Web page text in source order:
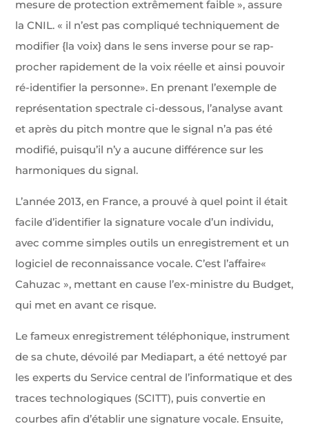
mesure de protection extrêmement faible », assure
la CNIL. « il n’est pas compliqué techniquement de
modifier {la voix} dans le sens inverse pour se rap­
procher rapidement de la voix réelle et ainsi pou­voir
ré-identifier la personne». En prenant l’exemple de
représentation spectrale ci-dessous, l’analyse avant
et après du pitch montre que le signal n’a pas été
modifié, puisqu’il n’y a aucune différence sur les
harmoniques du signal.
L’année 2013, en France, a prouvé à quel point il était
facile d’identifier la signature vocale d’un indi­vidu,
avec comme simples outils un enregistrement et un
logiciel de reconnaissance vocale. C’est l’af­faire«
Cahuzac », mettant en cause l’ex-ministre du Budget,
qui met en avant ce risque.
Le fameux enregistrement téléphonique, instrument
de sa chute, dévoilé par Mediapart, a été nettoyé par
les experts du Service central de l’informatique et des
traces technologiques (SCITT), puis convertie en
courbes afin d’établir une signature vocale. Ensuite,